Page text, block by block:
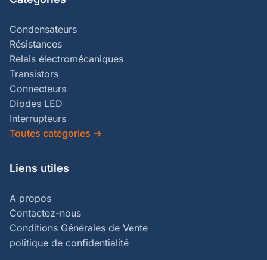
Condensateurs
Résistances
Relais électromécaniques
Transistors
Connecteurs
Diodes LED
Interrupteurs
Toutes catégories →
Liens utiles
A propos
Contactez-nous
Conditions Générales de Vente
politique de confidentialité